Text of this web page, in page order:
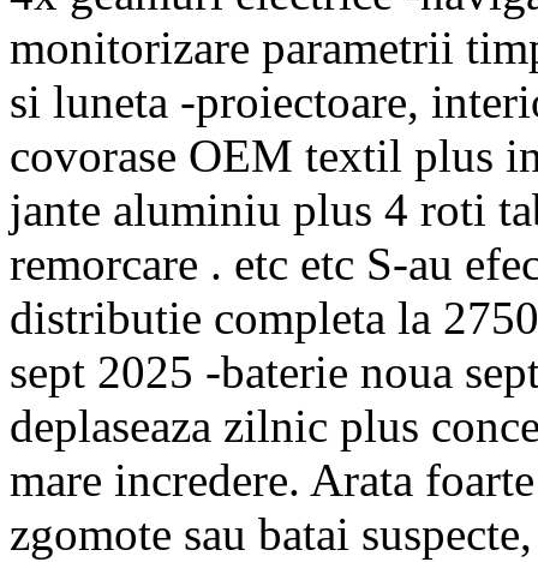
monitorizare parametrii
si luneta -proiectoare,
covorase OEM textil plus
jante aluminiu plus 4 roti
remorcare . etc etc S-au
distributie completa la
sept 2025 -baterie noua
deplaseaza zilnic plus
mare incredere. Arata
zgomote sau batai